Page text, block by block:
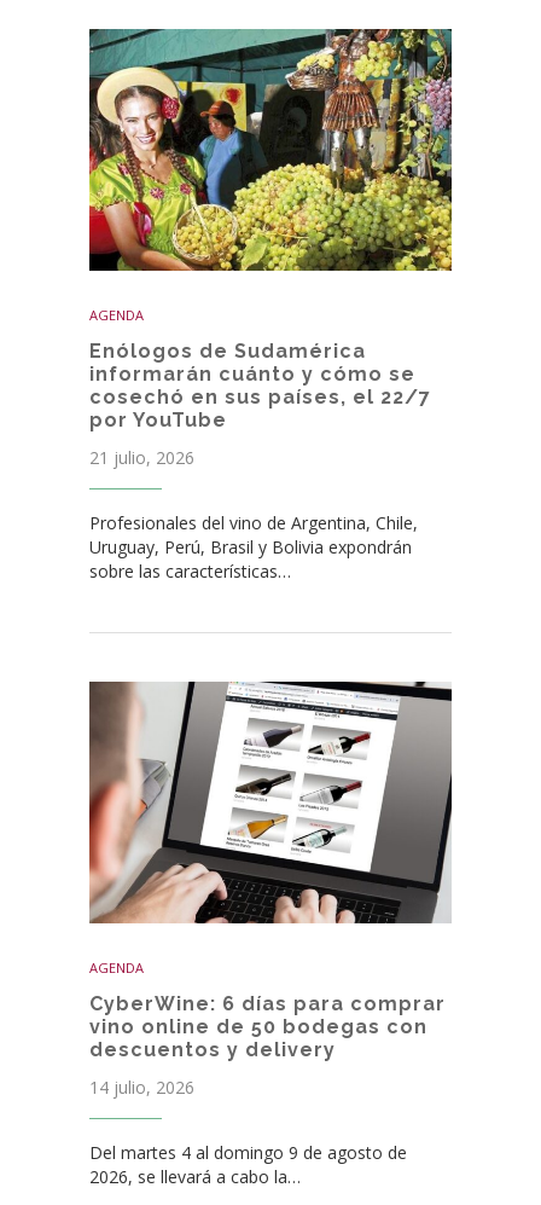
AGENDA
Enólogos de Sudamérica
informarán cuánto y cómo se
cosechó en sus países, el 22/7
por YouTube
21 julio, 2026
Profesionales del vino de Argentina, Chile,
Uruguay, Perú, Brasil y Bolivia expondrán
sobre las características…
AGENDA
CyberWine: 6 días para comprar
vino online de 50 bodegas con
descuentos y delivery
14 julio, 2026
Del martes 4 al domingo 9 de agosto de
2026, se llevará a cabo la…